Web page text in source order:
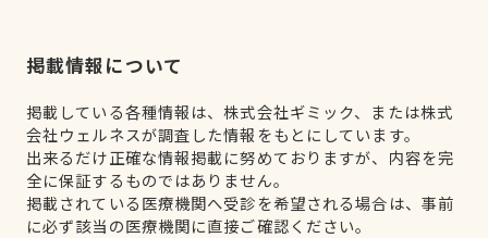
掲載情報について
掲載している各種情報は、株式会社ギミック、または株式
会社ウェルネスが調査した情報をもとにしています。
出来るだけ正確な情報掲載に努めておりますが、内容を完
全に保証するものではありません。
掲載されている医療機関へ受診を希望される場合は、事前
に必ず該当の医療機関に直接ご確認ください。